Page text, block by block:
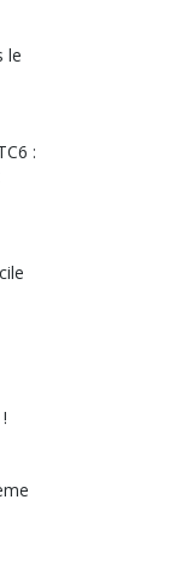
le
: